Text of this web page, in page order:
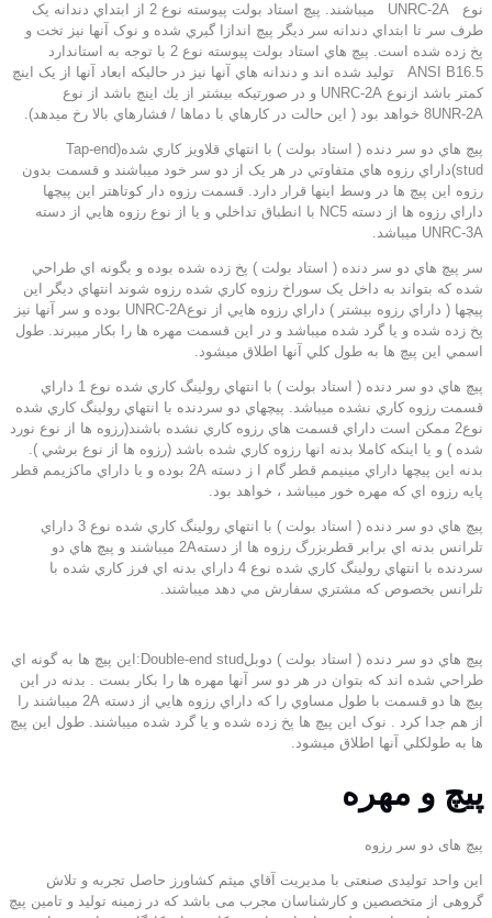
نوع UNRC-2A ميباشند. پيچ استاد بولت پيوسته نوع 2 از ابتداي دندانه يک
طرف سر تا ابتداي دندانه سر ديگر پيچ اندازا گيري شده و نوک آنها نيز تخت و
پخ زده شده است. پيچ هاي استاد بولت پيوسته نوع 2 با توجه به استاندارد
ANSI B16.5 توليد شده اند و دندانه هاي آنها نيز در حاليکه ابعاد آنها از يک اينچ
کمتر باشد ازنوع UNRC-2A و در صورتيكه بيشتر از يك اينچ باشد از نوع
8UNR-2A خواهد بود ( اين حالت در کارهاي با دماها / فشارهاي بالا رخ ميدهد).
پيچ هاي دو سر دنده ( استاد بولت ) با انتهاي قلاويز کاري شده(Tap-end
stud)داراي رزوه هاي متفاوتي در هر يک از دو سر خود ميباشند و قسمت بدون
رزوه اين پيچ ها در وسط اينها قرار دارد. قسمت رزوه دار کوتاهتر اين پيچها
داراي رزوه ها از دسته NC5 با انطباق تداخلي و يا از نوع رزوه هايي از دسته
UNRC-3A ميباشد.
سر پيچ هاي دو سر دنده ( استاد بولت ) پخ زده شده بوده و بگونه اي طراحي
شده که بتواند به داخل يک سوراخ رزوه كاري شده رزوه شوند انتهاي ديگر اين
پيچها ( داراي رزوه بيشتر ) داراي رزوه هايي از نوعUNRC-2A بوده و سر آنها نيز
پخ زده شده و يا گرد شده ميباشد و در اين قسمت مهره ها را بکار ميبرند. طول
اسمي اين پيچ ها به طول کلي آنها اطلاق ميشود.
پيچ هاي دو سر دنده ( استاد بولت ) با انتهاي رولینگ کاري شده نوع 1 داراي
قسمت رزوه کاري نشده ميباشد. پيچهاي دو سردنده با انتهاي رولینگ كاري شده
نوع2 ممكن است داراي قسمت هاي رزوه كاري نشده باشند(رزوه ها از نوع نورد
شده ) و يا اينکه کاملا بدنه انها رزوه کاري شده باشد (رزوه ها از نوع برشي ).
بدنه اين پيچها داراي مينيمم قطر گام ا ز دسته 2A بوده و يا داراي ماكزيمم قطر
پايه رزوه اي كه مهره خور ميباشد ، خواهد بود.
پيچ هاي دو سر دنده ( استاد بولت ) با انتهاي رولینگ کاري شده نوع 3 داراي
تلرانس بدنه اي برابر قطربزرگ رزوه ها از دسته2A ميباشند و پيچ هاي دو
سردنده با انتهاي رولینگ کاري شده نوع 4 داراي بدنه اي فرز کاري شده با
تلرانس بخصوص که مشتري سفارش مي دهد ميباشند.
پيچ هاي دو سر دنده ( استاد بولت ) دوبلDouble-end stud:اين پيچ ها به گونه اي
طراحي شده اند که بتوان در هر دو سر آنها مهره ها را بکار بست . بدنه در اين
پيچ ها دو قسمت با طول مساوي را که داراي رزوه هايي از دسته 2A ميباشند را
از هم جدا کرد . نوک اين پيچ ها پخ زده شده و يا گرد شده ميباشند. طول اين پيچ
ها به طولکلي آنها اطلاق ميشود.
پیچ و مهره
پیچ های دو سر رزوه
این واحد تولیدی صنعتی با مديريت آقاي میثم کشاورز حاصل تجربه و تلاش
گروهی از متخصصین و کارشناسان مجرب می باشد که در زمینه تولید و تامین پیچ